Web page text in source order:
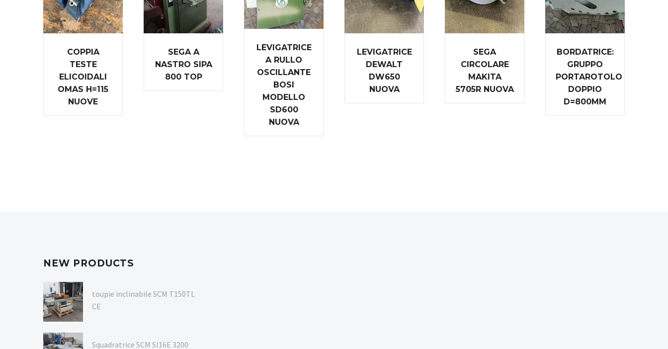
COPPIA
TESTE
ELICOIDALI
OMAS H=115
NUOVE
SEGA A
NASTRO SIPA
800 TOP
LEVIGATRICE
A RULLO
OSCILLANTE
BOSI
MODELLO
SD600
NUOVA
LEVIGATRICE
DEWALT
DW650
NUOVA
SEGA
CIRCOLARE
MAKITA
5705R NUOVA
BORDATRICE:
GRUPPO
PORTAROTOLO
DOPPIO
D=800MM
NEW PRODUCTS
toupie inclinabile SCM T150TL
CE
Squadratrice SCM SI16E 3200